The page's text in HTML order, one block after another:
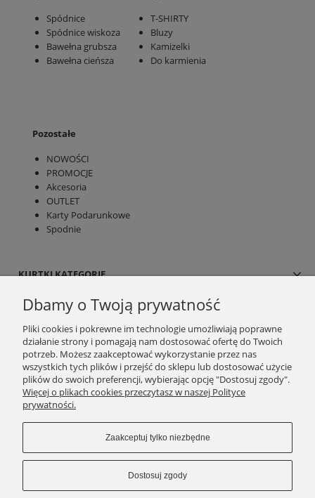
Spódnice
Spódnice wiskoza
Bawełna grubsza
Bawełna cieńsza
T-SHIRTY
Bluzy
Kamizelki
Do karmienia
Pozostałe
NOWOŚCI
PROMOCJE
Akcesoria
OUTLET
Karty Podarunkowe
Spodnie
KURTKI KATEGORIE
SUKIENKI/SPÓDNICE
BLOG/NEWSY
SPRAWDŹ TO
STRONY
KONTAKT
Dbamy o Twoją prywatność
Pliki cookies i pokrewne im technologie umożliwiają poprawne
działanie strony i pomagają nam dostosować ofertę do Twoich
potrzeb. Możesz zaakceptować wykorzystanie przez nas
wszystkich tych plików i przejść do sklepu lub dostosować użycie
plików do swoich preferencji, wybierając opcję "Dostosuj zgody".
Więcej o plikach cookies przeczytasz w naszej Polityce
prywatności.
Zaakceptuj tylko niezbędne
Dostosuj zgody